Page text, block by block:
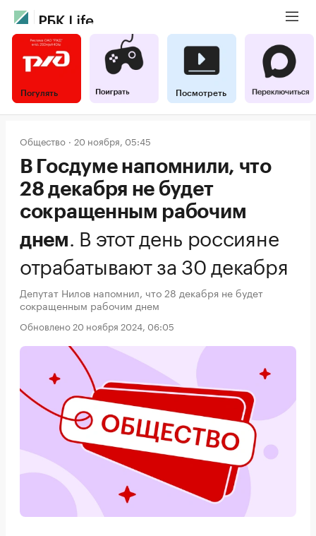
Погулять Посмотреть
Общество 20 ноября, 05:45
В Госдуме напомнили, что
28 декабря не будет
сокращенным рабочим
днем. В этот день россияне
отрабатывают за 30 декабря
Депутат Нилов напомнил, что 28 декабря не будет
сокращенным рабочим днем
Обновлено 20 ноября 2024, 06:05